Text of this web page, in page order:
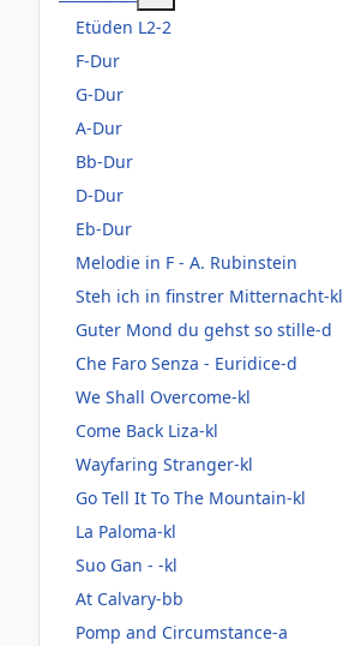
Etüden L2-2
F-Dur
G-Dur
A-Dur
Bb-Dur
D-Dur
Eb-Dur
Melodie in F - A. Rubinstein
Steh ich in finstrer Mitternacht-kl
Guter Mond du gehst so stille-d
Che Faro Senza - Euridice-d
We Shall Overcome-kl
Come Back Liza-kl
Wayfaring Stranger-kl
Go Tell It To The Mountain-kl
La Paloma-kl
Suo Gan - -kl
At Calvary-bb
Pomp and Circumstance-a